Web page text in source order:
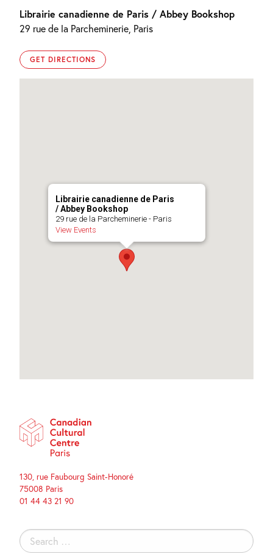
Librairie canadienne de Paris / Abbey Bookshop
29 rue de la Parcheminerie, Paris
GET DIRECTIONS
Librairie canadienne de Paris
/ Abbey Bookshop
29 rue de la Parcheminerie - Paris
View Events
130, rue Faubourg Saint-Honoré
75008 Paris
01 44 43 21 90
Search
for: